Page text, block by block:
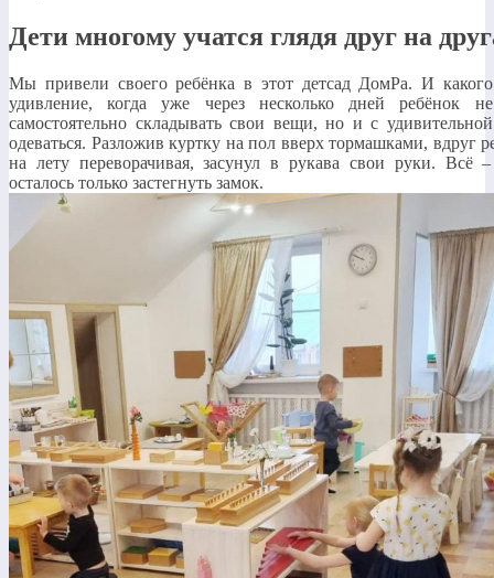
Дети многому учатся глядя друг на
Мы привели своего ребёнка в этот детсад ДомРа. И
удивление, когда уже через несколько дней ребёнок
самостоятельно складывать свои вещи, но и с
одеваться. Разложив куртку на пол вверх тормашками, вдруг
на лету переворачивая, засунул в рукава свои руки. Всё –
осталось только застегнуть замок.